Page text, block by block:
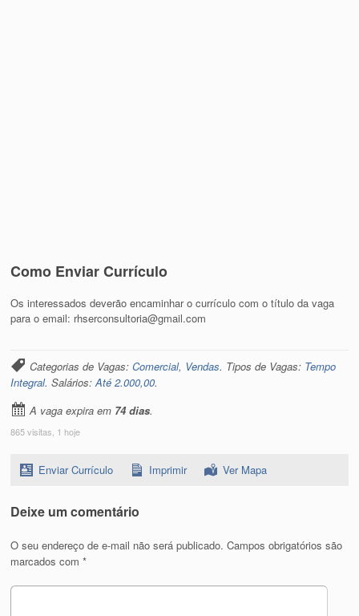
Como Enviar Currículo
Os interessados deverão encaminhar o currículo com o título da vaga
para o email: rhserconsultoria@gmail.com
Categorias de Vagas:Comercial, Vendas. Tipos de Vagas: Tempo
Integral. Salários:Até 2.000,00.
A vaga expira em 74 dias.
865 visitas, 1 hoje
Enviar Currículo Imprimir Ver Mapa
Deixe um comentário
O seu endereço de e-mail não será publicado. Campos obrigatórios são
marcados com*